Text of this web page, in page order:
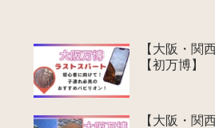
【大阪・関
【初万博】
【大阪・関